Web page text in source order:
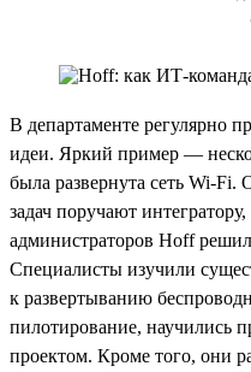
В департаменте регулярно
идеи. Яркий пример —
была развернута сеть Wi-
задач поручают
администраторов Hoff
Специалисты изучили
к развертыванию
пилотирование, научились
проектом. Кроме того, они